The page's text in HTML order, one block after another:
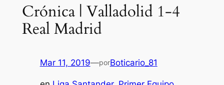
Crónica | Valladolid 1-4
Real Madrid
Mar 11, 2019—porBoticario_81